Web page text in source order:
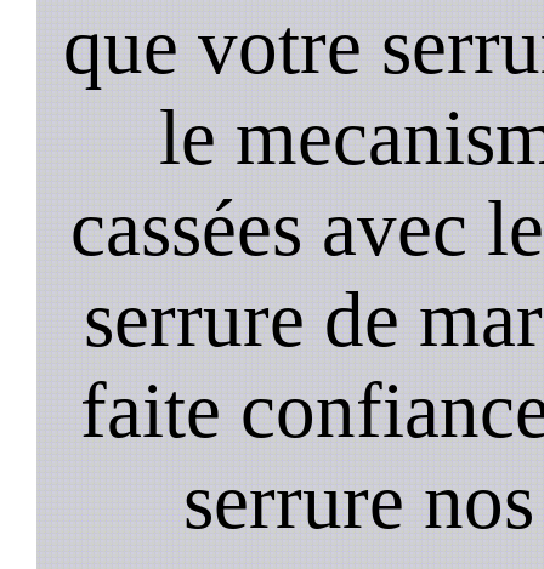
que votre
le
cassées avec
serrure de
faite
serrure